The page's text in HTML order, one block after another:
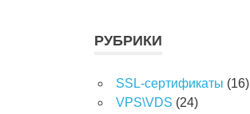
РУБРИКИ
SSL-сертификаты (16)
VPS\VDS (24)